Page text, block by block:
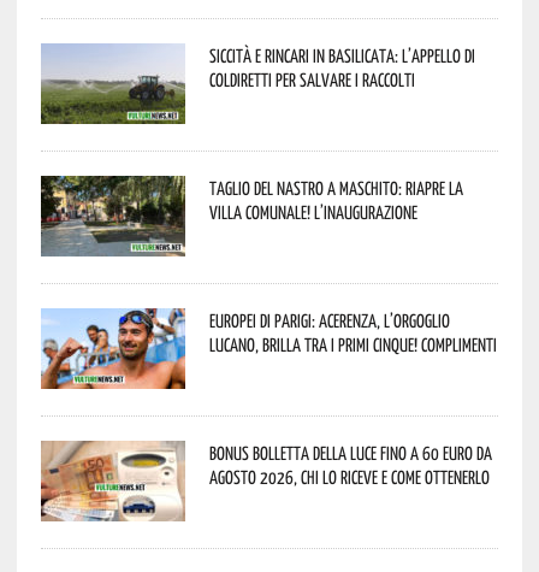
Siccità e rincari in Basilicata: l’appello di
Coldiretti per salvare i raccolti
Taglio del nastro a Maschito: riapre la
Villa Comunale! L’inaugurazione
Europei di Parigi: Acerenza, l’orgoglio
lucano, brilla tra i primi cinque! Complimenti
Bonus bolletta della luce fino a 60 euro da
agosto 2026, chi lo riceve e come ottenerlo